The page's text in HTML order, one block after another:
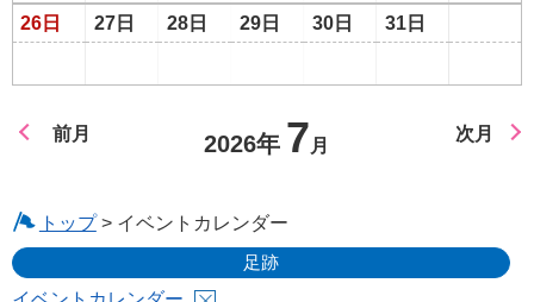
26日 27日 28日 29日 30日 31日
前月 2026年 7 月
次月
トップ> イベントカレンダー
足跡